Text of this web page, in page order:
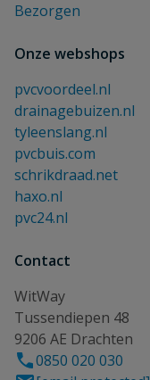
Bezorgen
Onze webshops
pvcvoordeel.nl
drainagebuizen.nl
tyleenslang.nl
pvcbuis.com
schrikdraad.net
haxo.nl
pvc24.nl
Contact
WitWay
Tussendiepen 48
9206 AE Drachten
0850 020 030